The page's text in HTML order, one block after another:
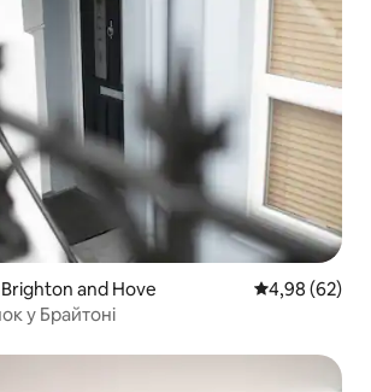
Brighton and Hove Середня
4,98 (62)
у Брайтоні